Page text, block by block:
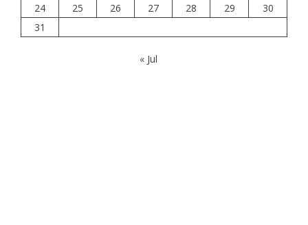
24
25 26 27 28 29
30
31
« Jul